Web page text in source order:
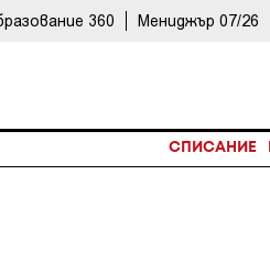
360 Мениджър 07/26
СПИСАНИЕ